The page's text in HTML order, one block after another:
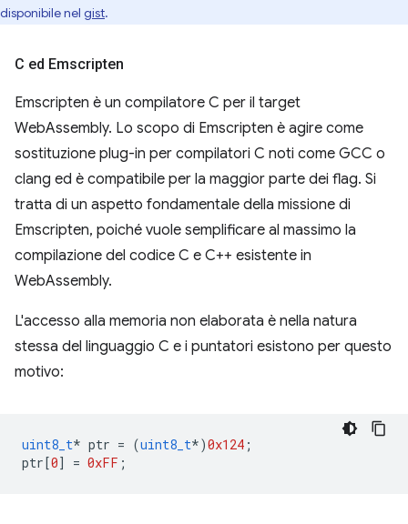
disponibile nel gist.
C ed Emscripten
Emscripten è un compilatore C per il target
WebAssembly. Lo scopo di Emscripten è agire come
sostituzione plug-in per compilatori C noti come GCC o
clang ed è compatibile per la maggior parte dei flag. Si
tratta di un aspetto fondamentale della missione di
Emscripten, poiché vuole semplificare al massimo la
compilazione del codice C e C++ esistente in
WebAssembly.
L'accesso alla memoria non elaborata è nella natura
stessa del linguaggio C e i puntatori esistono per questo
motivo:
uint8_t* ptr = (uint8_t*)0x124 ;
ptr[0] = 0xFF ;